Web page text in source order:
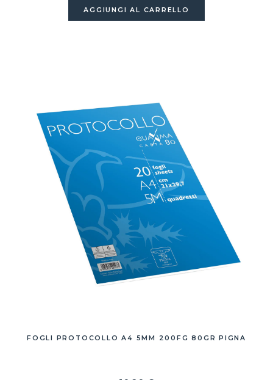
AGGIUNGI AL CARRELLO
FOGLI PROTOCOLLO A4 5MM 200FG 80GR PIGNA